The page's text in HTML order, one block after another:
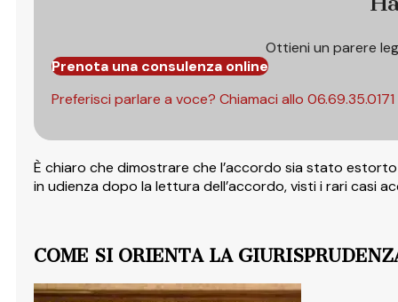
Ottieni un parere
Prenota una consulenza online
Preferisci parlare a voce? Chiamaci allo 06.69.35.0171
È chiaro che dimostrare che l’accordo sia stato
in udienza dopo la lettura dell’accordo, visti i rari casi
COME SI ORIENTA LA